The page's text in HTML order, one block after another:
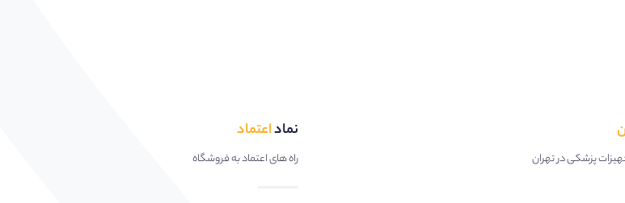
پزشکی در تهران
نماداعتماد
راه های اعتماد به فروشگاه